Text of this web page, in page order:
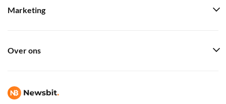
Marketing
Over ons